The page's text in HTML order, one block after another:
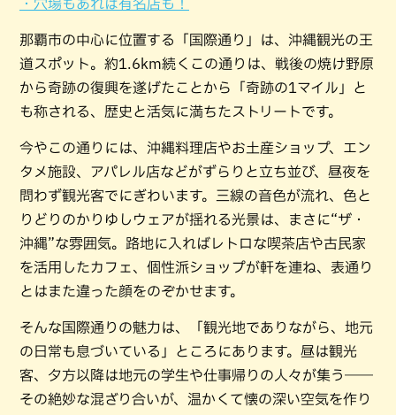
・穴場もあれば有名店も！
那覇市の中心に位置する「国際通り」は、沖縄観光の王
道スポット。約1.6km続くこの通りは、戦後の焼け野原
から奇跡の復興を遂げたことから「奇跡の1マイル」と
も称される、歴史と活気に満ちたストリートです。
今やこの通りには、沖縄料理店やお土産ショップ、エン
タメ施設、アパレル店などがずらりと立ち並び、昼夜を
問わず観光客でにぎわいます。三線の音色が流れ、色と
りどりのかりゆしウェアが揺れる光景は、まさに“ザ・
沖縄”な雰囲気。路地に入ればレトロな喫茶店や古民家
を活用したカフェ、個性派ショップが軒を連ね、表通り
とはまた違った顔をのぞかせます。
そんな国際通りの魅力は、「観光地でありながら、地元
の日常も息づいている」ところにあります。昼は観光
客、夕方以降は地元の学生や仕事帰りの人々が集う――
その絶妙な混ざり合いが、温かくて懐の深い空気を作り